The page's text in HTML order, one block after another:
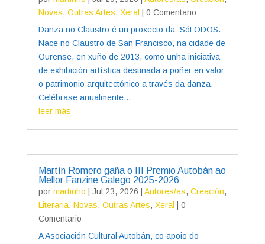
Novas, Outras Artes, Xeral
| 0 Comentario
Danza no Claustro é un proxecto da SóLODOS.
Nace no Claustro de San Francisco, na cidade de
Ourense, en xuño de 2013, como unha iniciativa
de exhibición artística destinada a poñer en valor
o patrimonio arquitectónico a través da danza.
Celébrase anualmente...
leer más
Martín Romero gaña o III Premio Autobán ao
Mellor Fanzine Galego 2025-2026
por martinho Jul 23, 2026 Autores/as, Creación,
Literaria, Novas, Outras Artes, Xeral
| 0
Comentario
A Asociación Cultural Autobán, co apoio do